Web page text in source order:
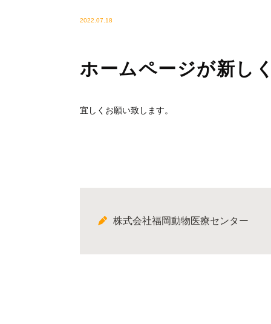
2022.07.18
ホームページが新し
宜しくお願い致します。
株式会社福岡動物医療センター